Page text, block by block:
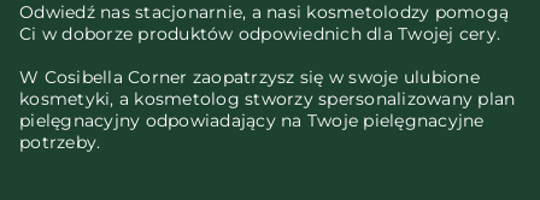
Odwiedź nas stacjonarnie, a nasi kosmetolodzy pomogą
Ci w doborze produktów odpowiednich dla Twojej cery.
W Cosibella Corner zaopatrzysz się w swoje ulubione
kosmetyki, a kosmetolog stworzy spersonalizowany plan
pielęgnacyjny odpowiadający na Twoje pielęgnacyjne
potrzeby.